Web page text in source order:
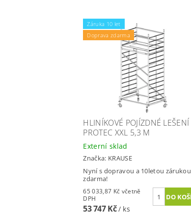
Záruka 10 let
Doprava zdarma
HLINÍKOVÉ POJÍZDNÉ LEŠENÍ
PROTEC XXL 5,3 M
Externí sklad
Značka: KRAUSE
Nyní s dopravou a 10letou zárukou
zdarma!
65 033,87 Kč včetně
DPH
53 747 Kč/ ks